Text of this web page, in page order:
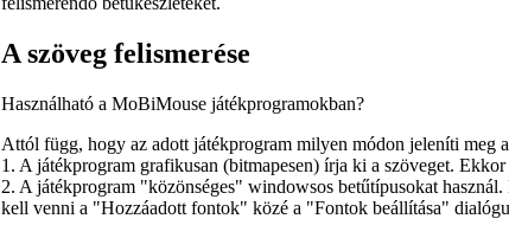
A szöveg felismerése
Használható a MoBiMouse játékprogramokban?
Attól függ, hogy az adott játékprogram milyen módon jeleníti meg
1. A játékprogram grafikusan (bitmapesen) írja ki a szöveget.
2. A játékprogram "közönséges" windowsos betűtípusokat
kell venni a "Hozzáadott fontok" közé a "Fontok beállítása"